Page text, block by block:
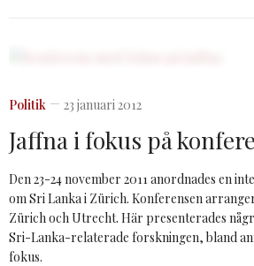
Politik 23 januari 2012
Jaffna i fokus på
Den 23-24 november 2011 anordnades en
om Sri Lanka i Zürich. Konferensen
Zürich och Utrecht. Här presenterades
Sri-Lanka-relaterade forskningen, bland
fokus.